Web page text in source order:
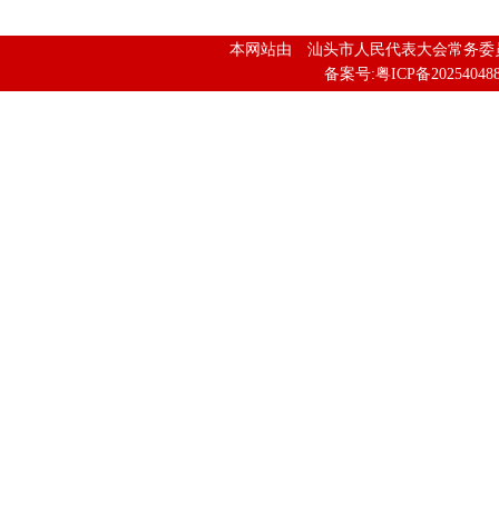
本网站由 汕头市人民代表大会常务
备案号:粤ICP备